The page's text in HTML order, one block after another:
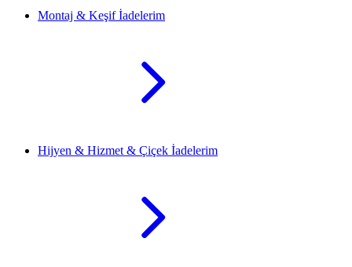
Montaj & Keşif İadelerim
Hijyen & Hizmet & Çiçek İadelerim